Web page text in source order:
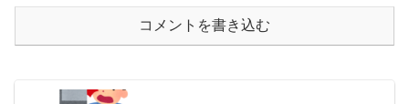
コメントを書き込む